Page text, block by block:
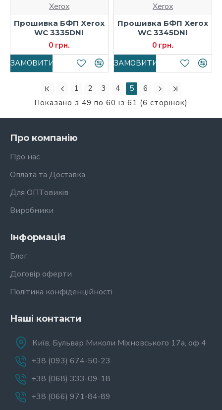
Xerox
Прошивка БФП Xerox
WC 3335DNI
0 грн.
ЗАМОВИТИ
Xerox
Прошивка БФП Xerox
WC 3345DNI
0 грн.
ЗАМОВИТИ
1 2 3 4 5
6
Показано з 49 по 60 із 61 (6 сторінок)
Про компанію
Про нас
Оплата та Доставка
Для ОПТовиків
Виробники
Інформація
Блог
Договір оферти
Політика конфіденційності
Наші контакти
Київ, Бульвар Миколи Міхновського 17а, оф 4
+38 (093) 674-50-23
+38 (068) 333-09-18
+38 (066) 971-84-89